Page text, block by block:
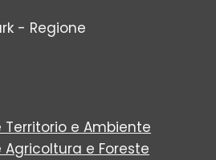
Territorio e Ambiente
Agricoltura e Foreste